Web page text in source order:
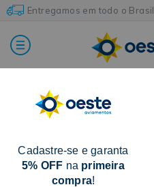
Entregamos em todo o Brasil
Home Ilhóses e Rebites
Cadastre-se e garanta
5% OFF na primeira
compra!